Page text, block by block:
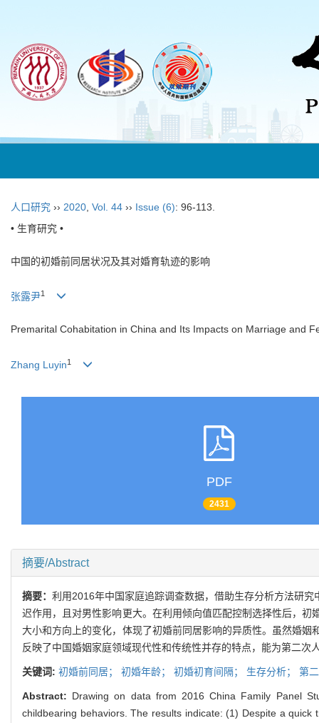
人口研究 ›› 2020 Vol. 44 ›› Issue (6): 96-113.
• 生育研究 •
中国的初婚前同居状况及其对婚育轨迹的影响
张露尹1
Premarital Cohabitation in China and Its Impacts on Marriage and
Zhang Luyin1
PDF
2431
摘要/Abstract
摘要： 利用2016年中国家庭追踪调查数据，借助生存分析方法研
迟作用，且对男性影响更大。在利用倾向值匹配控制选择性后，
大小和方向上的变化，体现了初婚前同居影响的异质性。虽然婚
反映了中国婚姻家庭领域现代性和传统性并存的特点，能为第二
关键词: 初婚前同居； 初婚年龄； 初婚初育间隔； 生存分析； 第
Abstract: Drawing on data from 2016 China Family Panel
childbearing behaviors. The results indicate: (1) Despite a